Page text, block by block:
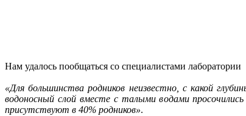
Нам удалось пообщаться со специалистами
«Для большинства родников неизвестно, с какой
водоносный слой вместе с талыми водами
присутствуют в 40% родников».